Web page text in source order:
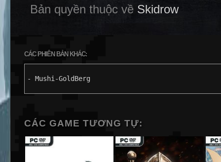
Bản quyền thuộc về Skidrow
CÁC PHIÊN BẢN KHÁC:
- Mushi-GoldBerg
CÁC GAME TƯƠNG TỰ: